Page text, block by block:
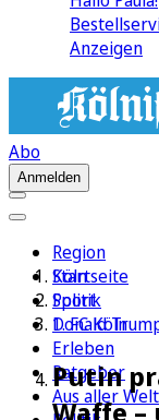
Anzeigen
Abo
Anmelden
Region
Köln
Sport
1. FC Köln
Erleben
Ratgeber
Aus aller Welt
Startseite
Politik
Donald
Putin
Waffe